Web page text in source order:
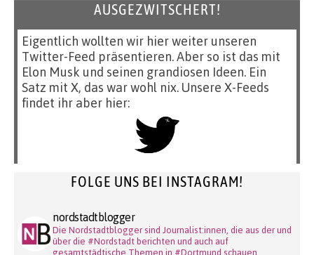
AUSGEZWITSCHERT!
Eigentlich wollten wir hier weiter unseren
Twitter-Feed präsentieren. Aber so ist das mit
Elon Musk und seinen grandiosen Ideen. Ein
Satz mit X, das war wohl nix. Unsere X-Feeds
findet ihr aber hier:
FOLGE UNS BEI INSTAGRAM!
nordstadtblogger
Die Nordstadtblogger sind Journalist:innen, die aus der und
über die #Nordstadt berichten und auch auf
gesamtstädtische Themen in #Dortmund schauen